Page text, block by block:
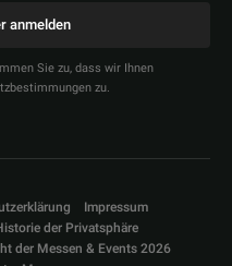
anmelden
Sie zu, dass wir Ihnen
zu.
Impressum
der Privatsphäre
der Messen & Events 2026